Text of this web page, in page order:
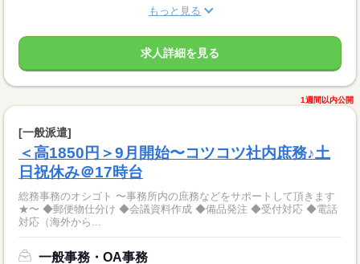
もっと見る
求人詳細を見る
1週間以内公開
[一般派遣]
＜高1850円＞9月開始〜コツコツ社内庶務♪土
日祝休み＠17時台
総務事務のオシゴト 〜事務所内の庶務などをサポートして頂きます
★〜 ◆郵便物仕分け ◆会議資料作成 ◆備品発注 ◆受付対応 ◆電話
対応（海外から...
一般事務・OA事務